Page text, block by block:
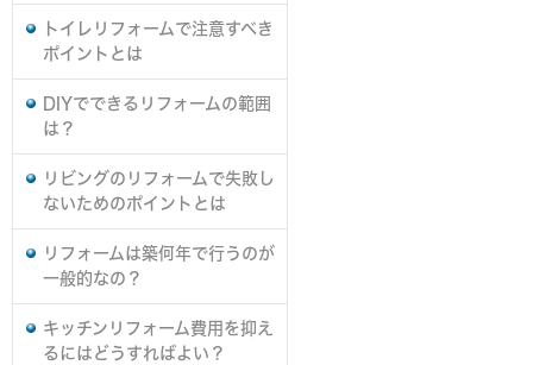
トイレリフォームで注意すべき
ポイントとは
DIYでできるリフォームの範囲
は？
リビングのリフォームで失敗し
ないためのポイントとは
リフォームは築何年で行うのが
一般的なの？
キッチンリフォーム費用を抑え
るにはどうすればよい？